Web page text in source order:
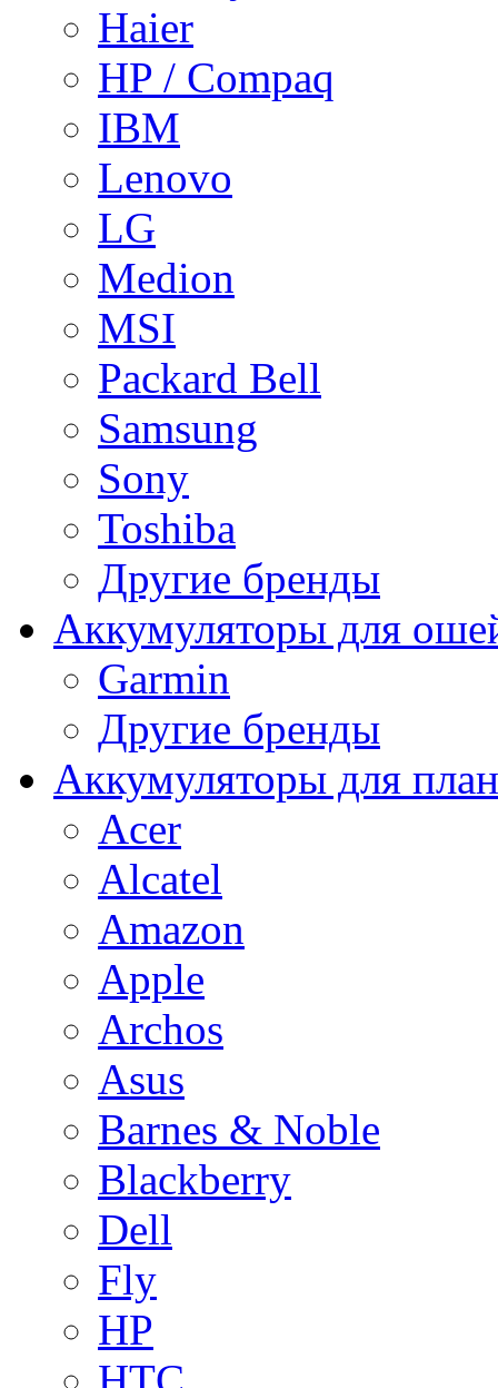
Haier
HP / Compaq
IBM
Lenovo
LG
Medion
MSI
Packard Bell
Samsung
Sony
Toshiba
Другие бренды
Аккумуляторы для
Garmin
Другие бренды
Аккумуляторы для
Acer
Alcatel
Amazon
Apple
Archos
Asus
Barnes & Noble
Blackberry
Dell
Fly
HP